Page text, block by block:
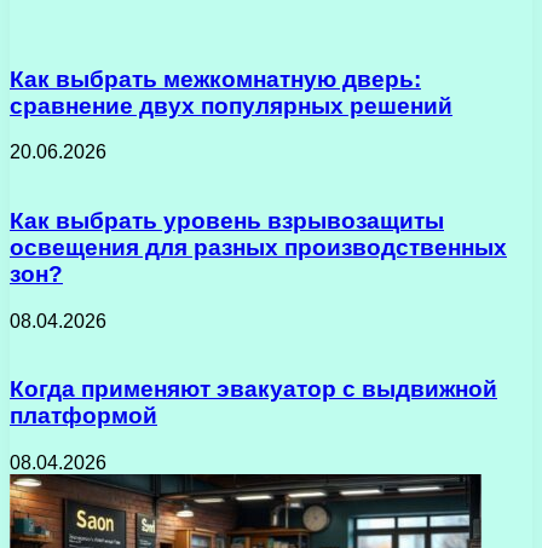
Как выбрать межкомнатную дверь:
сравнение двух популярных решений
20.06.2026
Как выбрать уровень взрывозащиты
освещения для разных производственных
зон?
08.04.2026
Когда применяют эвакуатор с выдвижной
платформой
08.04.2026